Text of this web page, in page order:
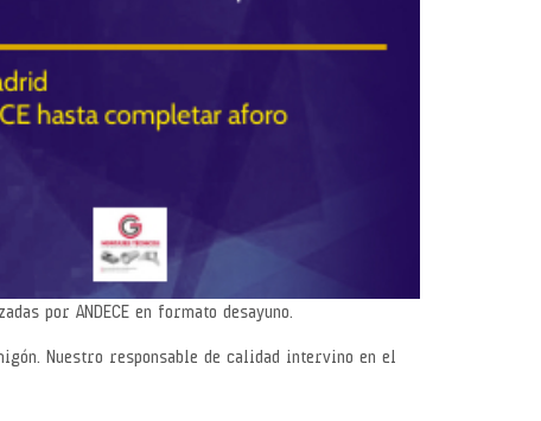
por ANDECE en formato desayuno.
Nuestro responsable de calidad intervino en el